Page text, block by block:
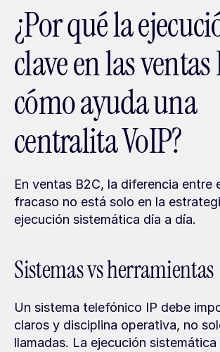
¿Por qué la
clave en las ventas
cómo ayuda una
centralita VoIP?
En ventas B2C, la diferencia entre
fracaso no está solo en la
ejecución sistemática día a día.
Sistemas vs herramientas
Un sistema telefónico IP debe
claros y disciplina operativa, no
llamadas. La ejecución sistemática